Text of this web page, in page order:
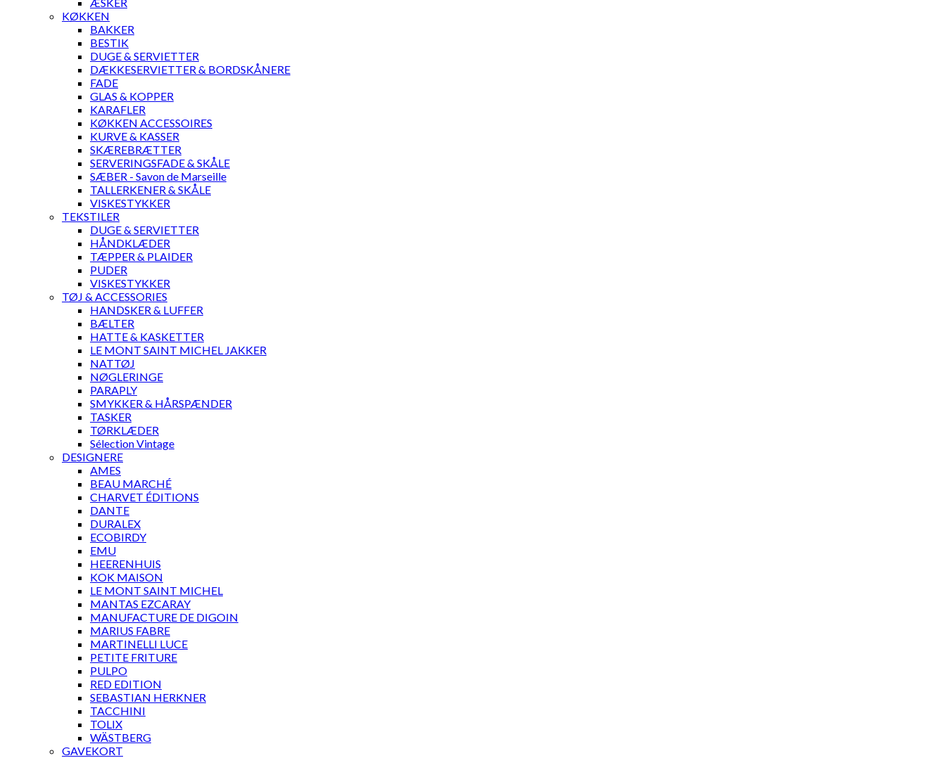
KØKKEN
BAKKER
BESTIK
DUGE & SERVIETTER
DÆKKESERVIETTER & BORDSKÅNERE
FADE
GLAS & KOPPER
KARAFLER
KØKKEN ACCESSOIRES
KURVE & KASSER
SKÆREBRÆTTER
SERVERINGSFADE & SKÅLE
SÆBER - Savon de Marseille
TALLERKENER & SKÅLE
VISKESTYKKER
TEKSTILER
DUGE & SERVIETTER
HÅNDKLÆDER
TÆPPER & PLAIDER
PUDER
VISKESTYKKER
TØJ & ACCESSORIES
HANDSKER & LUFFER
BÆLTER
HATTE & KASKETTER
LE MONT SAINT MICHEL JAKKER
NATTØJ
NØGLERINGE
PARAPLY
SMYKKER & HÅRSPÆNDER
TASKER
TØRKLÆDER
Sélection Vintage
DESIGNERE
AMES
BEAU MARCHÉ
CHARVET ÉDITIONS
DANTE
DURALEX
ECOBIRDY
EMU
HEERENHUIS
KOK MAISON
LE MONT SAINT MICHEL
MANTAS EZCARAY
MANUFACTURE DE DIGOIN
MARIUS FABRE
MARTINELLI LUCE
PETITE FRITURE
PULPO
RED EDITION
SEBASTIAN HERKNER
TACCHINI
TOLIX
WÄSTBERG
GAVEKORT